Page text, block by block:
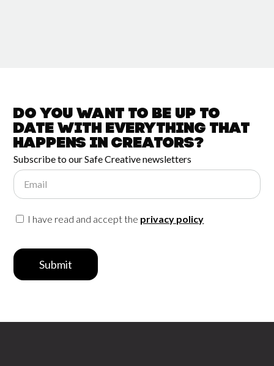
Do you want to be up to
date witheverything that
happens inCreators?
Subscribe to our Safe Creative newsletters
Email
I have read and accept the privacy policy
Submit